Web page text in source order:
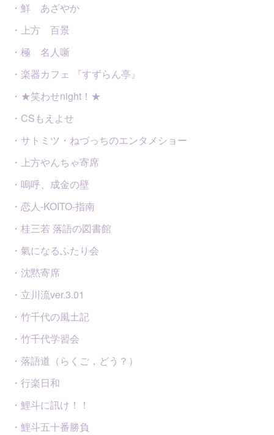
・鮮 あざやか
・上方 百景
・極 名人噺
・楽器カフェ 『すずらん亭』
・★笑わせnight！★
・CSもえよせ
・サトミツ・ねづっちのエンタメショー
・上方やんちゃ寄席
・嗚呼、成金の壁
・恋人-KOITO-指南
・桂三若 落語の図書館
・氣になるふたり会
・沈黙寄席
・立川流ver.3.01
・竹千代の風土記
・竹千代学習会
・落語道（らくご，どう？）
・行楽日和
・鯉斗に訊け！！
・鯉斗五十番勝負